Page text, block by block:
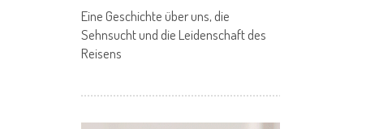
Eine Geschichte über uns, die
Sehnsucht und die Leidenschaft des
Reisens